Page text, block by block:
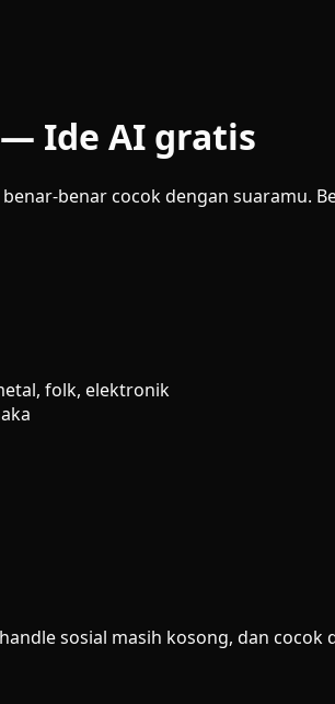
Ide AI gratis
benar cocok dengan suaramu.
folk, elektronik
sosial masih kosong, dan